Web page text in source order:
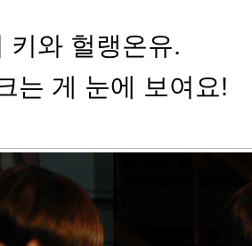
키와 헐랭온유.
는 게 눈에 보여요!